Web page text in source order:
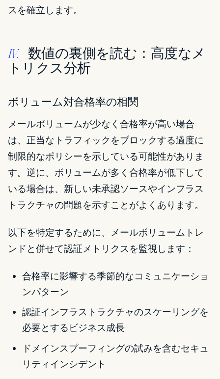
スを確立します。
IV.
数値の裏側を読む：高度なメ
トリクス分析
ボリューム対合格率の相関
メールボリュームが少なく合格率が高い場合
は、正当なトラフィックをブロックする過度に
制限的なポリシーを示している可能性がありま
す。逆に、ボリュームが多く合格率が低下して
いる場合は、新しい未承認ソースやインフラス
トラクチャの問題を示すことがよくあります。
以下を特定するために、メールボリュームトレ
ンドと併せて認証メトリクスを監視します：
合格率に影響する季節的なコミュニケーショ
ンパターン
認証インフラストラクチャのスケーリングを
必要とするビジネス成長
ドメインスプーフィングの試みを含むセキュ
リティインシデント